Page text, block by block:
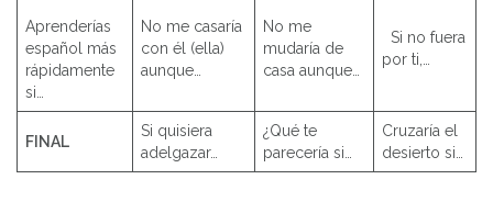
Aprenderías
español más
rápidamente
si…
No me casaría
con él (ella)
aunque…
No me
mudaría de
casa aunque…
Si no fuera
por ti,…
FINAL
Si quisiera
adelgazar…
¿Qué te
parecería si…
Cruzaría el
desierto si…